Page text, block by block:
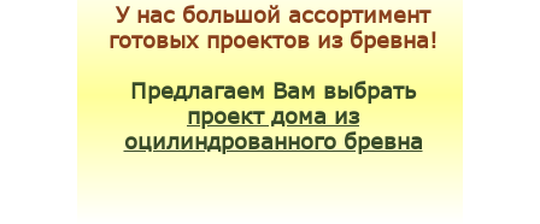
У нас большой ассортимент
готовых проектов из бревна!
Предлагаем Вам выбрать
проект дома из
оцилиндрованного бревна